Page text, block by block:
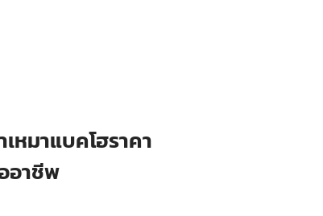
หมาแบคโฮราคา
อาชีพ